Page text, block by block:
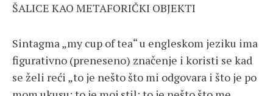
ŠALICE KAO METAFORIČKI OBJEKTI
Sintagma „my cup of tea“ u engleskom jeziku ima
figurativno (preneseno) značenje i koristi se kad
se želi reći „to je nešto što mi odgovara i što je po